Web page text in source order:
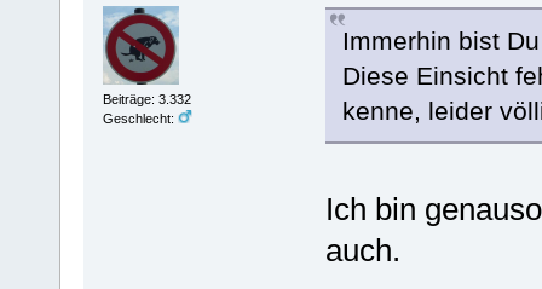
Beiträge: 3.332
Geschlecht:
Immerhin bist
Diese Einsicht
kenne, leider
Ich bin
auch.